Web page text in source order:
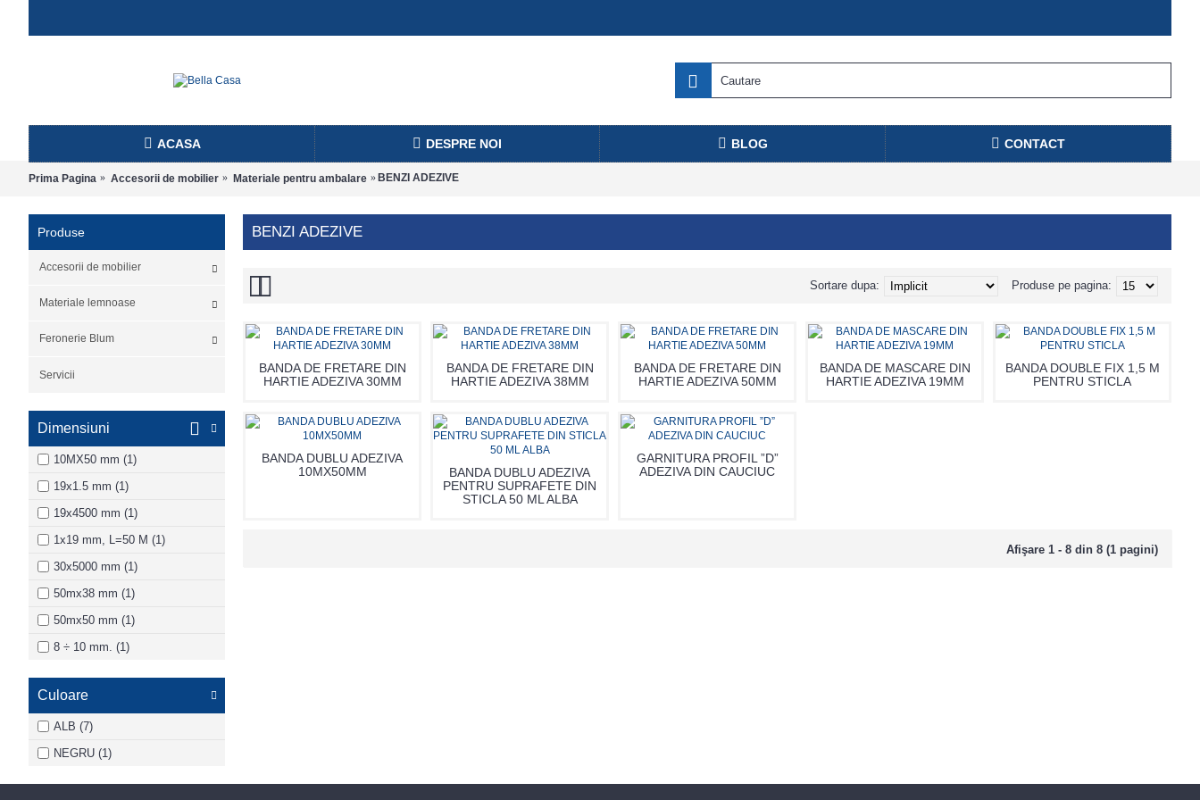
ACASA DESPRE NOI BLOG CONTACT
Prima Pagina Accesorii de mobilier Materiale pentru ambalare BENZI ADEZIVE
Produse
Accesorii de mobilier
Materiale lemnoase
Feronerie Blum
Servicii
Dimensiuni
10MX50 mm (1)
19x1.5 mm (1)
19x4500 mm (1)
1x19 mm, L=50 M (1)
30x5000 mm (1)
50mx38 mm (1)
50mx50 mm (1)
8 ÷ 10 mm. (1)
Culoare
ALB (7)
NEGRU (1)
BENZI ADEZIVE
Produse pe pagina:
Sortare dupa:
BANDA DE FRETARE DIN
HARTIE ADEZIVA 30MM
BANDA DE FRETARE DIN
HARTIE ADEZIVA 38MM
BANDA DE FRETARE DIN
HARTIE ADEZIVA 50MM
BANDA DE MASCARE DIN
HARTIE ADEZIVA 19MM
BANDA DOUBLE FIX 1,5 M
PENTRU STICLA
BANDA DUBLU ADEZIVA
10MX50MM
BANDA DUBLU ADEZIVA
PENTRU SUPRAFETE DIN
STICLA 50 ML ALBA
GARNITURA PROFIL ”D”
ADEZIVA DIN CAUCIUC
Afişare 1 - 8 din 8 (1 pagini)